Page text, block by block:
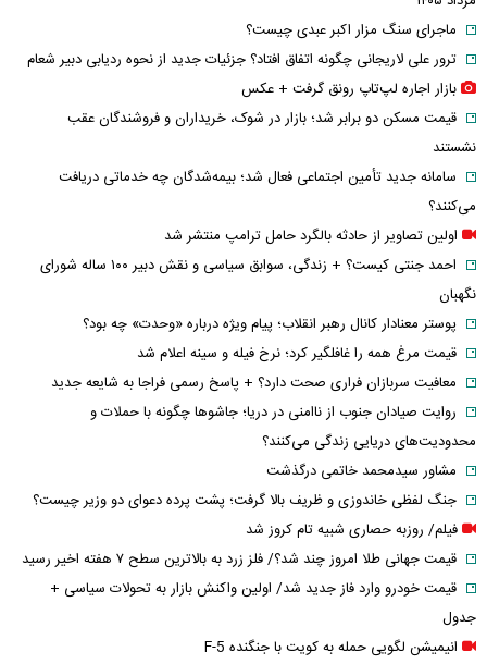
ماجرای سنگ مزار اکبر عبدی چیست؟
ترور علی لاریجانی چگونه اتفاق افتاد؟ جزئیات جدید از نحوه ردیابی دبیر شعام
بازار اجاره لپ‌تاپ رونق گرفت + عکس
قیمت مسکن دو برابر شد؛ بازار در شوک، خریداران و فروشندگان عقب
نشستند
سامانه جدید تأمین اجتماعی فعال شد؛ بیمه‌شدگان چه خدماتی دریافت
می‌کنند؟
اولین تصاویر از حادثه بالگرد حامل ترامپ منتشر شد
احمد جنتی کیست؟ + زندگی، سوابق سیاسی و نقش دبیر ۱۰۰ ساله شورای
نگهبان
پوستر معنادار کانال رهبر انقلاب؛ پیام ویژه درباره «وحدت» چه بود؟
قیمت مرغ همه را غافلگیر کرد؛ نرخ فیله و سینه اعلام شد
معافیت سربازان فراری صحت دارد؟ + پاسخ رسمی فراجا به شایعه جدید
روایت صیادان جنوب از ناامنی در دریا؛ جاشوها چگونه با حملات و
محدودیت‌های دریایی زندگی می‌کنند؟
مشاور سیدمحمد خاتمی درگذشت
جنگ لفظی خاندوزی و ظریف بالا گرفت؛ پشت پرده دعوای دو وزیر چیست؟
فیلم/ روزبه حصاری شبیه تام کروز شد
قیمت جهانی طلا امروز چند شد؟/ فلز زرد به بالاترین سطح ۷ هفته اخیر رسید
قیمت خودرو وارد فاز جدید شد/ اولین واکنش بازار به تحولات سیاسی +
جدول
انیمیشن لگویی حمله به کویت با جنگنده F-5